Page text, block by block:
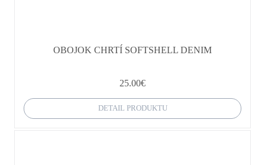
OBOJOK CHRTÍ SOFTSHELL DENIM
25.00€
DETAIL PRODUKTU